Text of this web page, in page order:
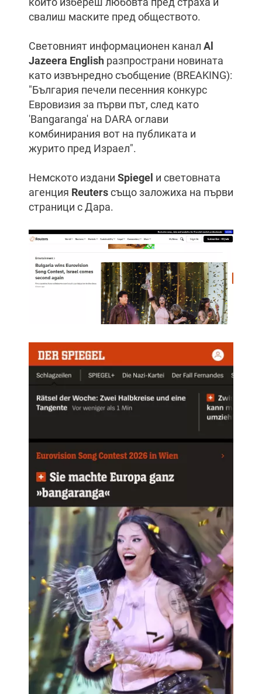
свалиш маските пред обществото.
Световният информационен канал Al
Jazeera English разпространи новината
като извънредно съобщение (BREAKING):
"България печели песенния конкурс
Евровизия за първи път, след като
'Bangaranga' на DARA оглави
комбинирания вот на публиката и
журито пред Израел".
Немското издани Spiegel и световната
агенция Reutersсъщо заложиха на първи
страници с Дара.